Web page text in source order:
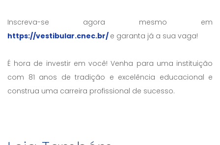
Inscreva-se agora mesmo em
https://vestibular.cnec.br/ e garanta já a sua vaga!
É hora de investir em você! Venha para uma instituição
com 81 anos de tradição e excelência educacional e
construa uma carreira profissional de sucesso.